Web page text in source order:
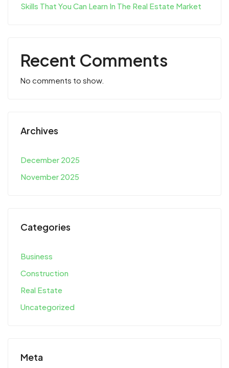
Skills That You Can Learn In The Real Estate Market
Recent Comments
No comments to show.
Archives
December 2025
November 2025
Categories
Business
Construction
Real Estate
Uncategorized
Meta